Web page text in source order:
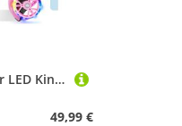
Apollo Dreiradscooter LED Kinderscooter Kids pro 4, Kinderroller mit LED Wheels, höhenverstellbar Für Kinder ab 3 Jahren
49,99 €